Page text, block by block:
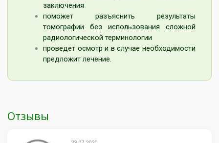
заключения
поможет разъяснить результаты
томографии без использования сложной
радиологической терминологии
проведет осмотр и в случае необходимости
предложит лечение.
Отзывы